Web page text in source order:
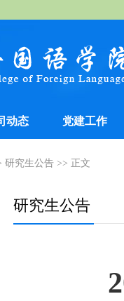
动态 党建工作
研究生公告 >> 正文
研究生公告